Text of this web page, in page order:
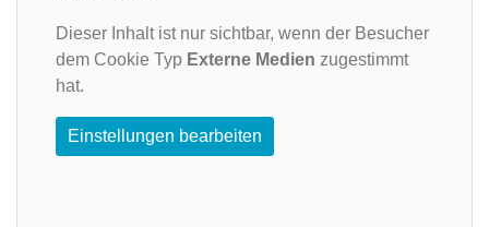
Dieser Inhalt ist nur sichtbar, wenn der Besucher
dem Cookie Typ Externe Medien zugestimmt
hat.
Einstellungen bearbeiten